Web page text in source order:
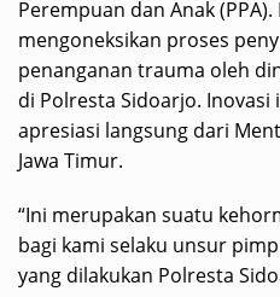
Perempuan dan Anak (PPA).
mengoneksikan proses
penanganan trauma oleh
di Polresta Sidoarjo.
apresiasi langsung dari
Jawa Timur.
“Ini merupakan suatu
bagi kami selaku unsur
yang dilakukan Polresta